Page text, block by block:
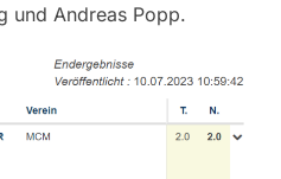
und Andreas Popp.